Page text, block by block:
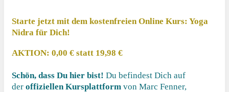
Starte jetzt mit dem kostenfreien Online Kurs: Yoga
Nidra für Dich!
AKTION: 0,00 € statt 19,98 €
Schön, dass Du hier bist! Du befindest Dich auf
der offiziellen Kursplattform von Marc Fenner,